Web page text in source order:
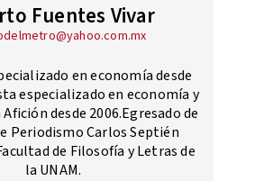
Fuentes Vivar
en economía desde
especializado en economía y
desde 2006.Egresado de
Periodismo Carlos Septién
de Filosofía y Letras de
la UNAM.